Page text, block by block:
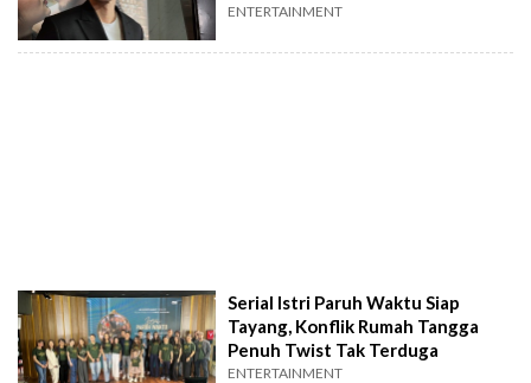
Marissa
ENTERTAINMENT
Serial Istri Paruh Waktu Siap
Tayang, Konflik Rumah Tangga
Penuh Twist Tak Terduga
ENTERTAINMENT